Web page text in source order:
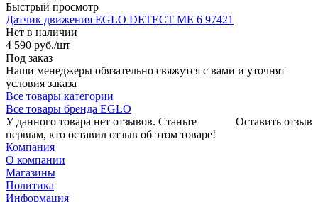
Быстрый просмотр
Датчик движения EGLO DETECT ME 6 97421
Нет в наличии
4 590 руб./шт
Под заказ
Наши менеджеры обязательно свяжутся с вами и уточнят
условия заказа
Все товары категории
Все товары бренда EGLO
Оставить отзыв
У данного товара нет отзывов. Станьте
первым, кто оставил отзыв об этом товаре!
Компания
О компании
Магазины
Политика
Информация